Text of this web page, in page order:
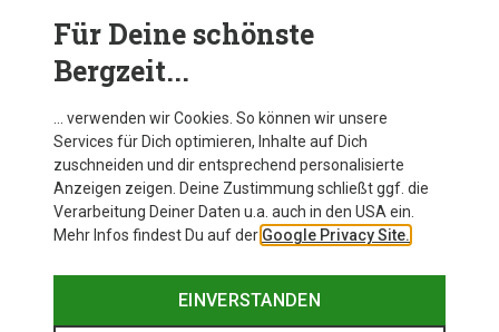
Fieldchef Pocket Messer
Trangia
Bratpfanne UL-Alu Non-stick
21,55 €
Für Deine schönste
Bergzeit...
… verwenden wir Cookies. So können wir unsere
Services für Dich optimieren, Inhalte auf Dich
zuschneiden und dir entsprechend personalisierte
Anzeigen zeigen. Deine Zustimmung schließt ggf. die
Verarbeitung Deiner Daten u.a. auch in den USA ein.
Mehr Infos findest Du auf der Google Privacy Site.
EINVERSTANDEN